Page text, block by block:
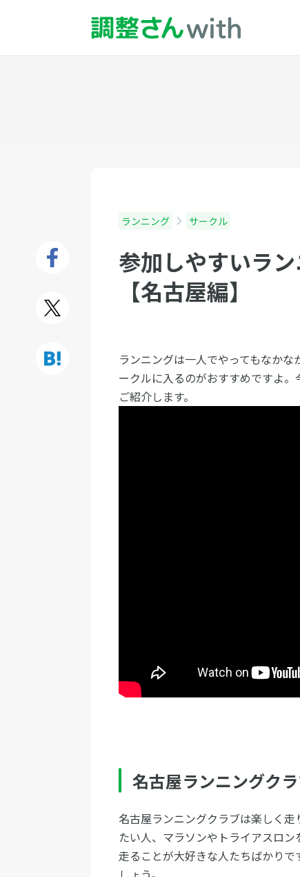
ランニング サークル
参加しやすいラ
【名古屋編】
ランニングは一人でやってもなか
ークルに入るのがおすすめですよ
ご紹介します。
名古屋ランニングク
名古屋ランニングクラブは楽しく
たい人、マラソンやトライアスロ
走ることが大好きな人たちばかり